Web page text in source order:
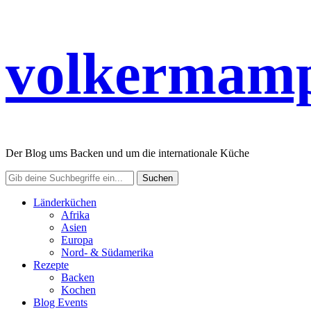
Der Blog ums Backen und um die internationale Küche
Länderküchen
Afrika
Asien
Europa
Nord- & Südamerika
Rezepte
Backen
Kochen
Blog Events